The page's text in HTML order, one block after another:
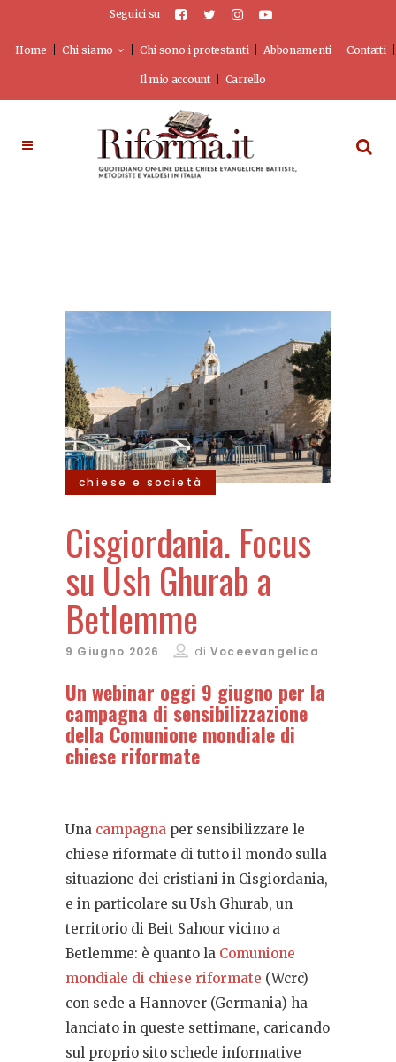
Seguici su
Home Chi siamo Chi sono i protestanti Abbonamenti Contatti
Il mio account Carrello
chiese e società
Cisgiordania. Focus
su Ush Ghurab a
Betlemme
9 Giugno 2026 di Voceevangelica
Un webinar oggi 9 giugno per la
campagna di sensibilizzazione
della Comunione mondiale di
chiese riformate
Una campagna per sensibilizzare le
chiese riformate di tutto il mondo sulla
situazione dei cristiani in Cisgiordania,
e in particolare su Ush Ghurab, un
territorio di Beit Sahour vicino a
Betlemme: è quanto la Comunione
mondiale di chiese riformate (Wcrc)
con sede a Hannover (Germania) ha
lanciato in queste settimane, caricando
sul proprio sito schede informative